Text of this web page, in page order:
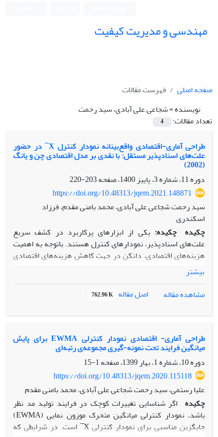
مهندسی و مدیریت کیفیت
صفحه اصلی
فهرست مقالات
نویسنده =شجاعی علی آبادی، سید رحمت
تعداد مقالات:
4
طراحی آماری-اقتصادی واقع‌بینانه نمودار کنترل X ̅ در حضور
علت‌های اسنادپذیر مستقل: با نقدی بر مدل‌ اقتصادی چن و یانگ
(2002)
دوره 11، شماره 3، پاییز 1400، صفحه
203-220
https://doi.org/10.48313/jqem.2021.148871
سید رحمت شجاعی علی آبادی، محمد بامنی مقدم، فرزاد
اسکندری
چکیده چکیده:یکی از ابزارهای پرکاربرد در کشف سریع
علت‌های اسنادپذیر، نمودارهای کنترل هستند. باتوجه به اهمیت
هزینه‌های اقتصادی، دانکن در جهت کاهش هزینه‌های اقتصادی‌
چرخه‌ی کیفیت، اولین مدل اقتصادی در حضور علت‌های
اسنادپذیر چندگانه را ارائه داد. در مدل او و مدل‌های برگرفته
شده از آن فرض شده است که پس از وقوع یک علت اسنادپذیر،
سایر علت‌های اسنادپذیر تا صدور هشدار درست رخ ندهند. در
این مقاله پس از نقد مدل‌های پیشین در استفاده نادرست و
زمان چرخه‌ی کیفیت، طرح آماری-اقتصادی واقع‌بینانه‌ای در حضور
علت‌های اسنادپذیر چندگانه برای طراحی آماری-اقتصادی نمودار
کنترل X.bar ارائه می‌شود. نتایج حاصل از مدل پیشنهادی نشان
می‌دهد که در مدل چن و یانگ این فرض برقرار نیست و بنا بر
این، پیشنهاد می‌شود برای رفع نواقص طراحی‌های انجام شده
برپایه‌ی مدل آن‌ها، در پژوهش‌های آتی به بازطراحی آن‌ها
براساس مدل پیشنهادی ما پرداخته شود.
بیشتر
مشاهده مقاله
اصل مقاله 762.96 K
طراحی آماری- اقتصادی نمودار کنترلی EWMA برای پایش
میانگین فرایند تحت نمونه-گیری مجموعه‌ی رتبه‌ای
دوره 10، شماره 1، بهار 1399، صفحه
1-15
https://doi.org/10.48313/jqem.2020.115118
علیا رستمی، سید رحمت شجاعی علی آبادی، محمد بامنی مقدم
چکیده اگر شناسایی تغییرات کوچک در فرایند تولید مد نظر
باشد، نمودار کنترلی میانگین متحرک موزون نمایی (EWMA)
جایگزین مناسبی برای نمودار کنترلی X ̅ است. در شرایطی که